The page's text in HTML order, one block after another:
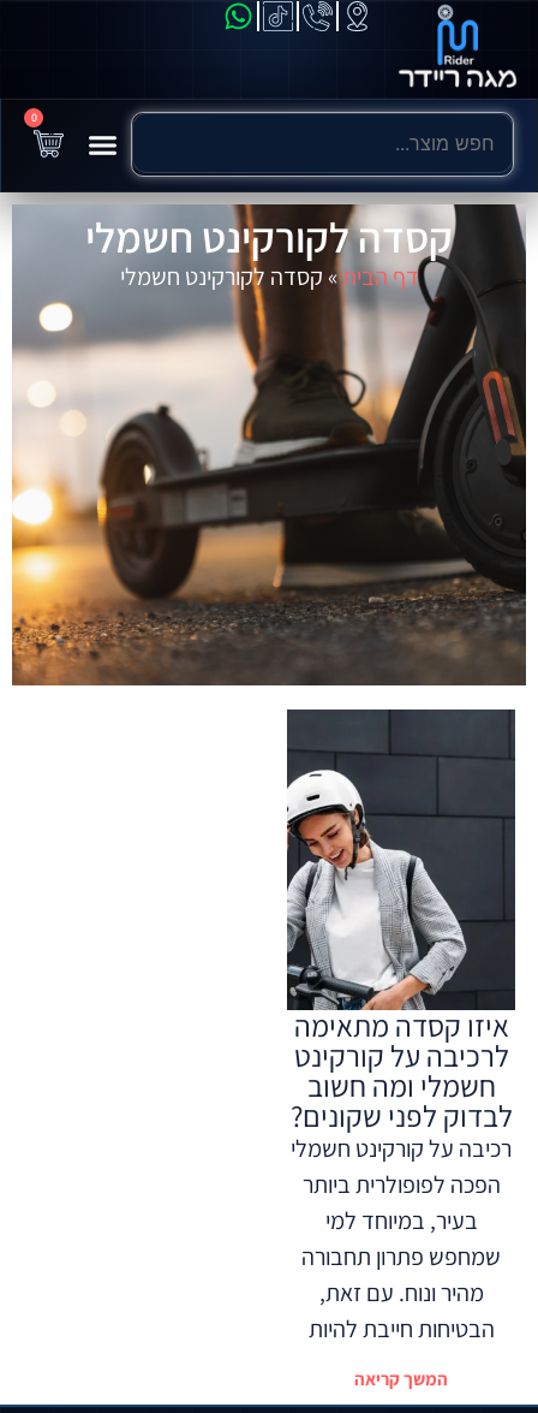
0
קסדה לקורקינט חשמלי
דף הבית» קסדה לקורקינט חשמלי
איזו קסדה מתאימה
לרכיבה על קורקינט
חשמלי ומה חשוב
לבדוק לפני שקונים?
רכיבה על קורקינט חשמלי
הפכה לפופולרית ביותר
בעיר, במיוחד למי
שמחפש פתרון תחבורה
מהיר ונוח. עם זאת,
הבטיחות חייבת להיות
המשך קריאה